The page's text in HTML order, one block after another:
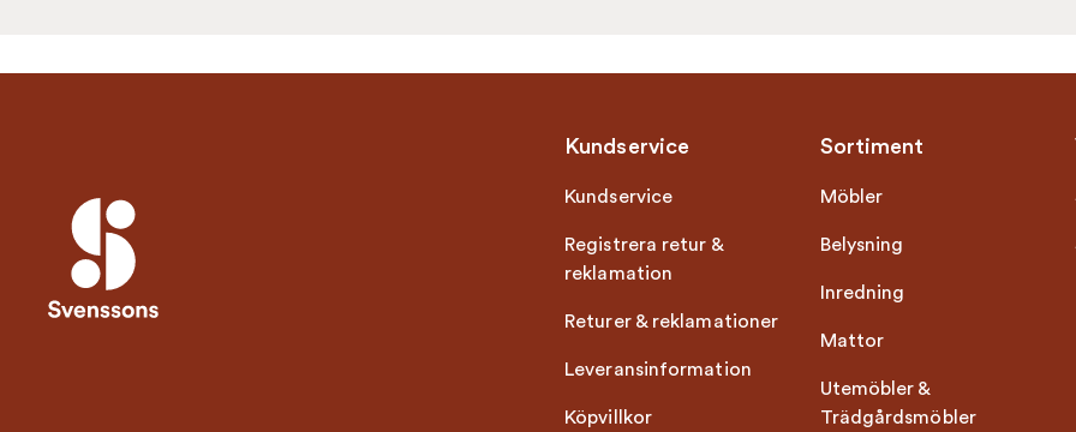
Kundservice
Kundservice
Registrera retur &
reklamation
Returer & reklamationer
Leveransinformation
Köpvillkor
Sortiment
Möbler
Belysning
Inredning
Mattor
Utemöbler &
Trädgårdsmöbler